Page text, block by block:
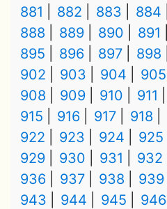
881
882 883 884
888
889 890 891
895
896 897 898
902
903 904 905
908
909 910 911
915
916 917 918
922
923 924 925
929
930 931 932
936
937 938 939
943
944 945 946